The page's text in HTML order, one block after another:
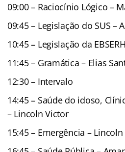
09:00 – Raciocínio Lógico –
09:45 – Legislação do SUS –
10:45 – Legislação da
11:45 – Gramática – Elias
12:30 – Intervalo
14:45 – Saúde do idoso,
– Lincoln Victor
15:45 – Emergência –